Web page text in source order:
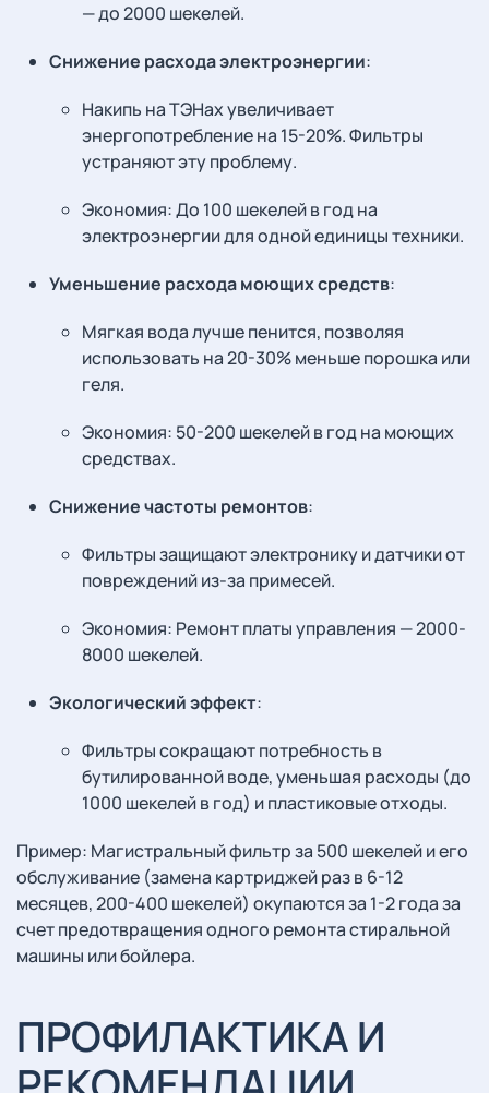
— до 2000 шекелей.
Снижение расхода электроэнергии:
Накипь на ТЭНах увеличивает
энергопотребление на 15-20%. Фильтры
устраняют эту проблему.
Экономия: До 100 шекелей в год на
электроэнергии для одной единицы техники.
Уменьшение расхода моющих средств:
Мягкая вода лучше пенится, позволяя
использовать на 20-30% меньше порошка или
геля.
Экономия: 50-200 шекелей в год на моющих
средствах.
Снижение частоты ремонтов:
Фильтры защищают электронику и датчики от
повреждений из-за примесей.
Экономия: Ремонт платы управления — 2000-
8000 шекелей.
Экологический эффект:
Фильтры сокращают потребность в
бутилированной воде, уменьшая расходы (до
1000 шекелей в год) и пластиковые отходы.
Пример: Магистральный фильтр за 500 шекелей и его
обслуживание (замена картриджей раз в 6-12
месяцев, 200-400 шекелей) окупаются за 1-2 года за
счет предотвращения одного ремонта стиральной
машины или бойлера.
ПРОФИЛАКТИКА И